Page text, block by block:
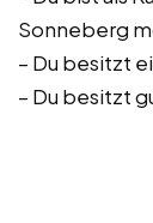
Sonneberg
– Du besitzt
– Du besitzt